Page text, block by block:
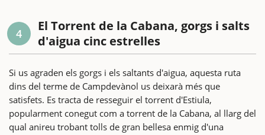
4
El Torrent de la Cabana, gorgs i salts
d'aigua cinc estrelles
Si us agraden els gorgs i els saltants d'aigua, aquesta ruta
dins del terme de Campdevànol us deixarà més que
satisfets. Es tracta de resseguir el torrent d'Estiula,
popularment conegut com a torrent de la Cabana, al llarg del
qual anireu trobant tolls de gran bellesa enmig d'una